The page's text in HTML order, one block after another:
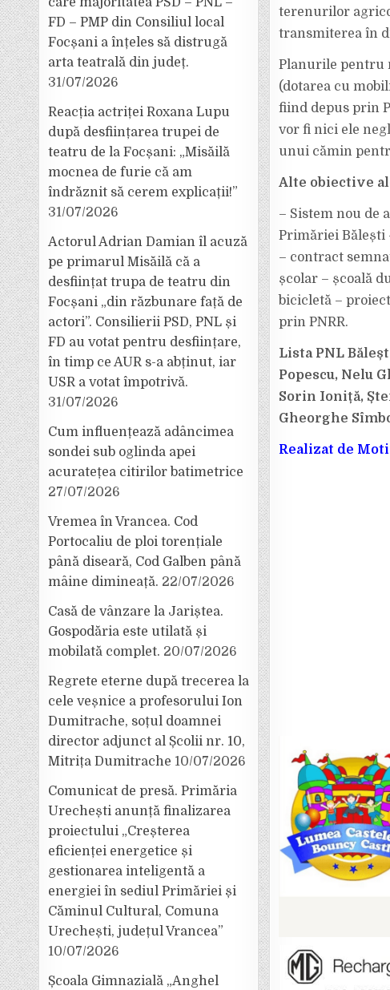
terenurilor
transmiterea în
Planurile pentru
(dotarea cu
fiind depus prin
vor fi nici ele
unui cămin
Alte obiective
– Sistem nou de
Primăriei Bălești
– contract
școlar – școală
bicicletă –
prin PNRR.
Lista PNL
Popescu, Nelu
Sorin Ioniță,
Gheorghe
Realizat de
FD – PMP din Consiliul local
Focșani a înțeles să distrugă
arta teatrală din județ.
31/07/2026
Reacția actriței Roxana Lupu
după desființarea trupei de
teatru de la Focșani: „Misăilă
mocnea de furie că am
îndrăznit să cerem explicații!”
31/07/2026
Actorul Adrian Damian îl acuză
pe primarul Misăilă că a
desființat trupa de teatru din
Focșani „din răzbunare față de
actori”. Consilierii PSD, PNL și
FD au votat pentru desființare,
în timp ce AUR s-a abținut, iar
USR a votat împotrivă.
31/07/2026
Cum influențează adâncimea
sondei sub oglinda apei
acuratețea citirilor batimetrice
27/07/2026
Vremea în Vrancea. Cod
Portocaliu de ploi torențiale
până diseară, Cod Galben până
mâine dimineață. 22/07/2026
Casă de vânzare la Jariștea.
Gospodăria este utilată și
mobilată complet. 20/07/2026
Regrete eterne după trecerea la
cele veșnice a profesorului Ion
Dumitrache, soțul doamnei
director adjunct al Școlii nr. 10,
Mitrița Dumitrache 10/07/2026
Comunicat de presă. Primăria
Urechești anunță finalizarea
proiectului „Creșterea
eficienței energetice și
gestionarea inteligentă a
energiei în sediul Primăriei și
Căminul Cultural, Comuna
Urechești, județul Vrancea”
10/07/2026
Școala Gimnazială „Anghel